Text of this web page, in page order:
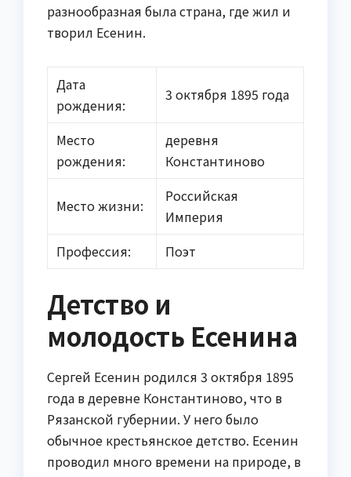
разнообразная была страна, где жил и
творил Есенин.
Дата
рождения:
3 октября 1895 года
Место
рождения:
деревня
Константиново
Место жизни:
Российская
Империя
Профессия:
Поэт
Детство и
молодость Есенина
Сергей Есенин родился 3 октября 1895
года в деревне Константиново, что в
Рязанской губернии. У него было
обычное крестьянское детство. Есенин
проводил много времени на природе, в